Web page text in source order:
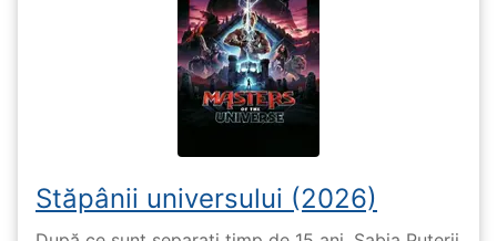
Stăpânii universului (2026)